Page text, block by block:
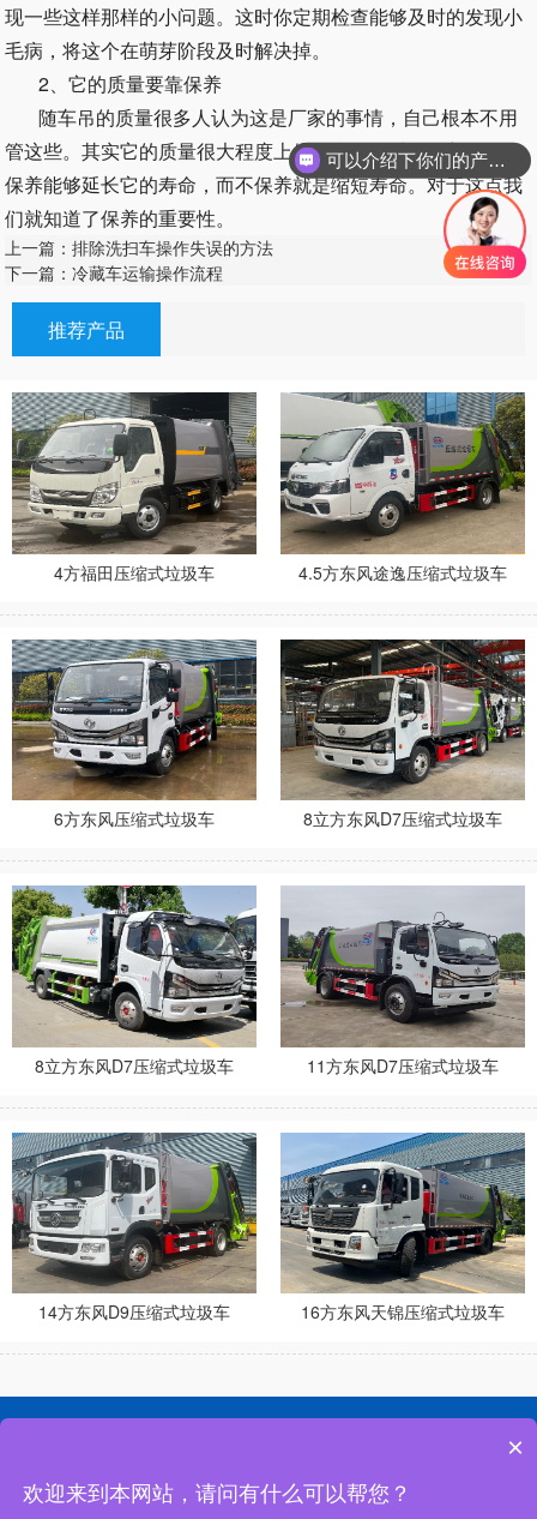
现一些这样那样的小问题。这时你定期检查能够及时的发现小
毛病，将这个在萌芽阶段及时解决掉。
2、它的质量要靠保养
随车吊的质量很多人认为这是厂家的事情，自己根本不用
管这些。其实它的质量很大程度上依靠我们平时的保养，好的
保养能够延长它的寿命，而不保养就是缩短寿命。对于这点我
们就知道了保养的重要性。
上一篇：排除洗扫车操作失误的方法
下一篇：冷藏车运输操作流程
推荐产品
4方福田压缩式垃圾车 4.5方东风途逸压缩式垃圾车
6方东风压缩式垃圾车 8立方东风D7压缩式垃圾车
8立方东风D7压缩式垃圾车 11方东风D7压缩式垃圾车
14方东风D9压缩式垃圾车 16方东风天锦压缩式垃圾车
网站首页 公司简介 联系我们
可以介绍下你们的产品么
×
欢迎来到本网站，请问有什么可以帮您？